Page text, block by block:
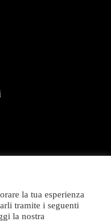
la tua esperienza
tramite i seguenti
la nostra